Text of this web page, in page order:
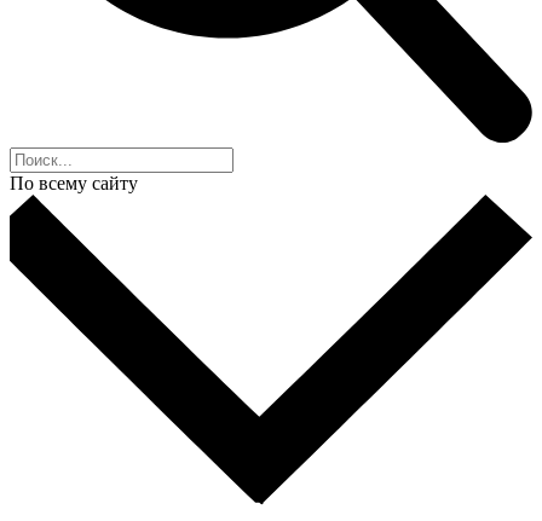
По всему сайту